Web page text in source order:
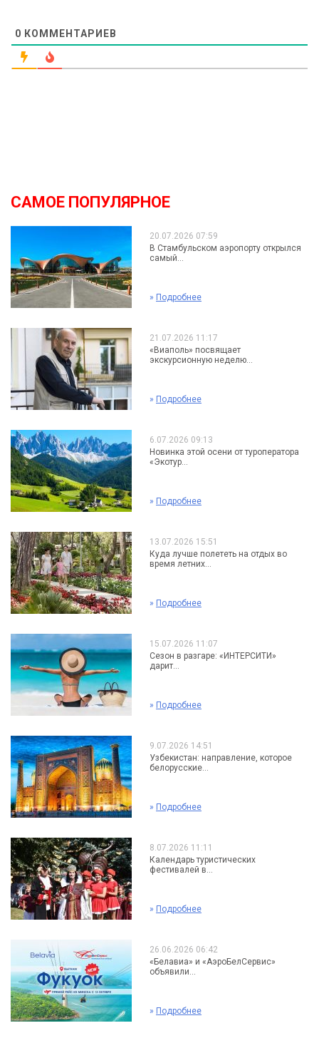
0 КОММЕНТАРИЕВ
САМОЕ ПОПУЛЯРНОЕ
20.07.2026 07:59
В Стамбульском аэропорту открылся
самый...
» Подробнее
21.07.2026 11:17
«Виаполь» посвящает
экскурсионную неделю...
» Подробнее
6.07.2026 09:13
Новинка этой осени от туроператора
«Экотур...
» Подробнее
13.07.2026 15:51
Куда лучше полететь на отдых во
время летних...
» Подробнее
15.07.2026 11:07
Сезон в разгаре: «ИНТЕРСИТИ»
дарит...
» Подробнее
9.07.2026 14:51
Узбекистан: направление, которое
белорусские...
» Подробнее
8.07.2026 11:11
Календарь туристических
фестивалей в...
» Подробнее
26.06.2026 06:42
«Белавиа» и «АэроБелСервис»
объявили...
» Подробнее